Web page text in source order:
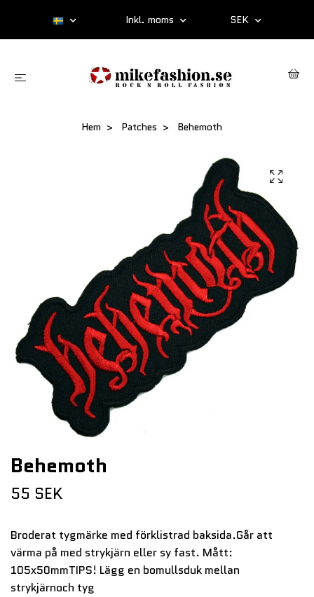
Inkl. moms SEK
Hem Patches Behemoth
Behemoth
55 SEK
Broderat tygmärke med förklistrad baksida.Går att
värma på med strykjärn eller sy fast. Mått:
105x50mmTIPS! Lägg en bomullsduk mellan
strykjärnoch tyg